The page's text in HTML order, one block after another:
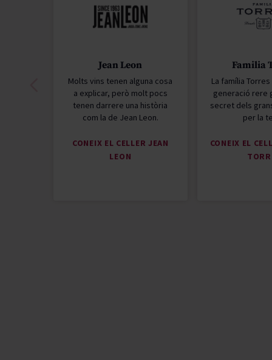
Jean Leon
Molts vins tenen alguna cosa
a explicar, però molt pocs
tenen darrere una història
com la de Jean Leon.
CONEIX EL CELLER JEAN
LEON
Familia
La família
generació rere
secret dels
per la
CONEIX EL